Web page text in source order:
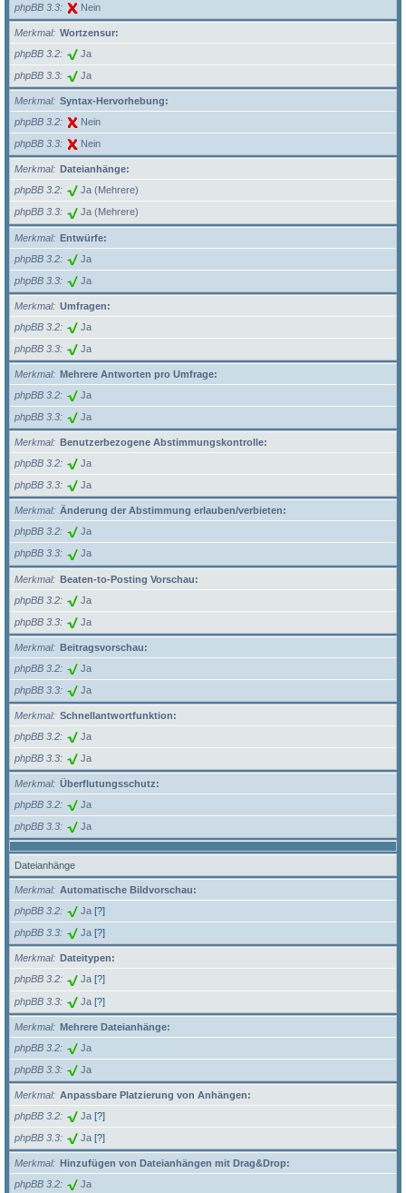
phpBB 3.3 Nein
Merkmal
Wortzensur:
phpBB 3.2
Ja
phpBB 3.3 Ja
Merkmal
Syntax-Hervorhebung:
phpBB 3.2
Nein
phpBB 3.3 Nein
Merkmal
Dateianhänge:
phpBB 3.2
Ja (Mehrere)
phpBB 3.3 Ja (Mehrere)
Merkmal
Entwürfe:
phpBB 3.2
Ja
phpBB 3.3 Ja
Merkmal
Umfragen:
phpBB 3.2
Ja
phpBB 3.3 Ja
Merkmal
Mehrere Antworten pro Umfrage:
phpBB 3.2
Ja
phpBB 3.3 Ja
Merkmal
Benutzerbezogene Abstimmungskontrolle:
phpBB 3.2
Ja
phpBB 3.3 Ja
Merkmal
Änderung der Abstimmung erlauben/verbieten:
phpBB 3.2
Ja
phpBB 3.3 Ja
Merkmal
Beaten-to-Posting Vorschau:
phpBB 3.2
Ja
phpBB 3.3 Ja
Merkmal
Beitragsvorschau:
phpBB 3.2
Ja
phpBB 3.3 Ja
Merkmal
Schnellantwortfunktion:
phpBB 3.2
Ja
phpBB 3.3 Ja
Merkmal
Überflutungsschutz:
phpBB 3.2
Ja
phpBB 3.3 Ja
Dateianhänge
Merkmal
Automatische Bildvorschau:
phpBB 3.2
Ja [?]
phpBB 3.3 Ja [?]
Merkmal
Dateitypen:
phpBB 3.2
Ja [?]
phpBB 3.3 Ja [?]
Merkmal
Mehrere Dateianhänge:
phpBB 3.2
Ja
phpBB 3.3 Ja
Merkmal
Anpassbare Platzierung von Anhängen:
phpBB 3.2
Ja [?]
phpBB 3.3 Ja [?]
Merkmal
Hinzufügen von Dateianhängen mit Drag&Drop:
phpBB 3.2
Ja